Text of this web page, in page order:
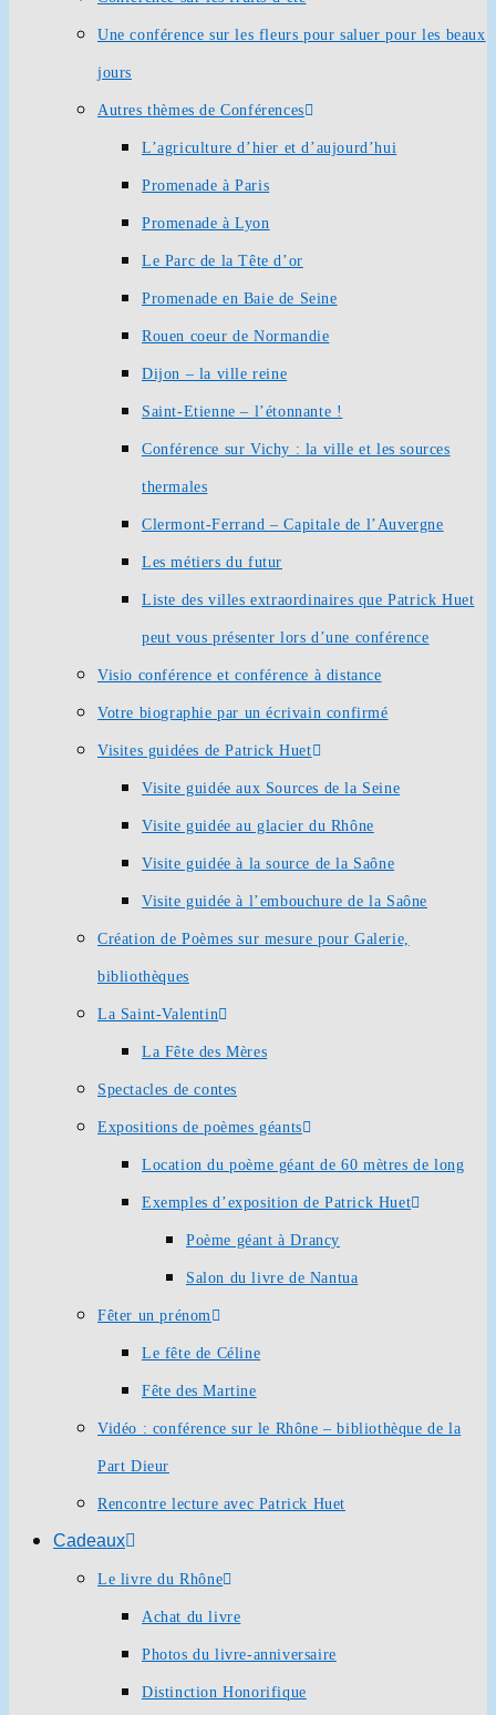
Une conférence sur les fleurs pour saluer pour les beaux
jours
Autres thèmes de Conférences
L’agriculture d’hier et d’aujourd’hui
Promenade à Paris
Promenade à Lyon
Le Parc de la Tête d’or
Promenade en Baie de Seine
Rouen coeur de Normandie
Dijon – la ville reine
Saint-Etienne – l’étonnante !
Conférence sur Vichy : la ville et les sources
thermales
Clermont-Ferrand – Capitale de l’Auvergne
Les métiers du futur
Liste des villes extraordinaires que Patrick Huet
peut vous présenter lors d’une conférence
Visio conférence et conférence à distance
Votre biographie par un écrivain confirmé
Visites guidées de Patrick Huet
Visite guidée aux Sources de la Seine
Visite guidée au glacier du Rhône
Visite guidée à la source de la Saône
Visite guidée à l’embouchure de la Saône
Création de Poèmes sur mesure pour Galerie,
bibliothèques
La Saint-Valentin
La Fête des Mères
Spectacles de contes
Expositions de poèmes géants
Location du poème géant de 60 mètres de long
Exemples d’exposition de Patrick Huet
Poème géant à Drancy
Salon du livre de Nantua
Fêter un prénom
Le fête de Céline
Fête des Martine
Vidéo : conférence sur le Rhône – bibliothèque de la
Part Dieur
Rencontre lecture avec Patrick Huet
Cadeaux
Le livre du Rhône
Achat du livre
Photos du livre-anniversaire
Distinction Honorifique